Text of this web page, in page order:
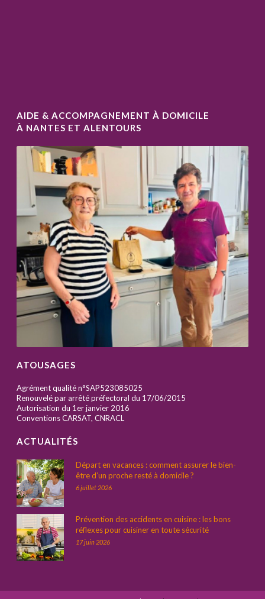
AIDE & ACCOMPAGNEMENT À DOMICILE
À NANTES ET ALENTOURS
ATOUSAGES
Agrément qualité n°SAP523085025
Renouvelé par arrêté préfectoral du 17/06/2015
Autorisation du 1er janvier 2016
Conventions CARSAT, CNRACL
ACTUALITÉS
Départ en vacances : comment assurer le bien-
être d’un proche resté à domicile ?
6 juillet 2026
Prévention des accidents en cuisine : les bons
réflexes pour cuisiner en toute sécurité
17 juin 2026